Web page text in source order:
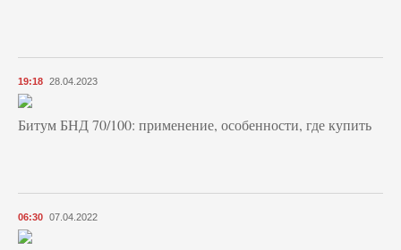
19:18 28.04.2023
Битум БНД 70/100: применение, особенности, где купить
06:30 07.04.2022